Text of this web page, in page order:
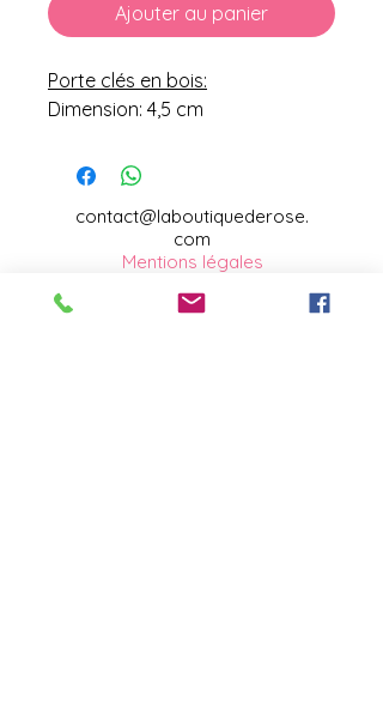
Ajouter au panier
Porte clés en bois:
Dimension: 4,5 cm
contact@laboutiquederose.
com
Mentions légales
--